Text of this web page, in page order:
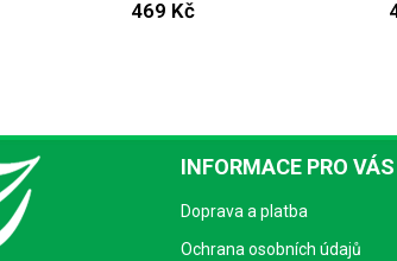
469 Kč
INFORMACE PRO VÁS
Doprava a platba
Ochrana osobních údajů